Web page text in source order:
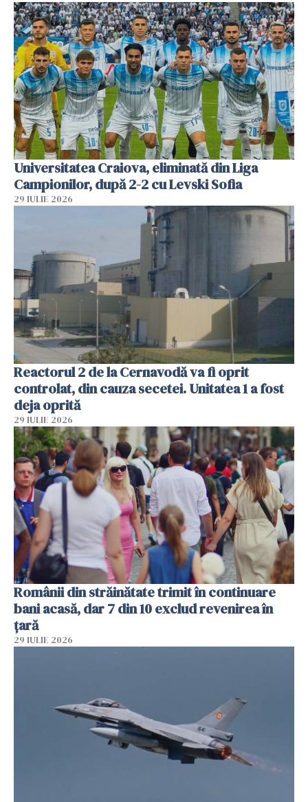
Universitatea Craiova, eliminată din Liga
Campionilor, după 2-2 cu Levski Sofia
29 IULIE 2026
Reactorul 2 de la Cernavodă va fi oprit
controlat, din cauza secetei. Unitatea 1 a fost
deja oprită
29 IULIE 2026
Românii din străinătate trimit în continuare
bani acasă, dar 7 din 10 exclud revenirea în
țară
29 IULIE 2026